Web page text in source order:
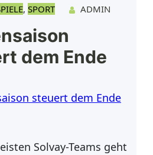
die Erwachsenen mit
an der
turnsgemäß sind die
SW Budberg und SV
Jahr gemeinsamer
des Turniers.
, SPORT ADMIN
dem Ende
Solvay-Teams geht